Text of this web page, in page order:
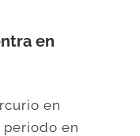
en
en
en